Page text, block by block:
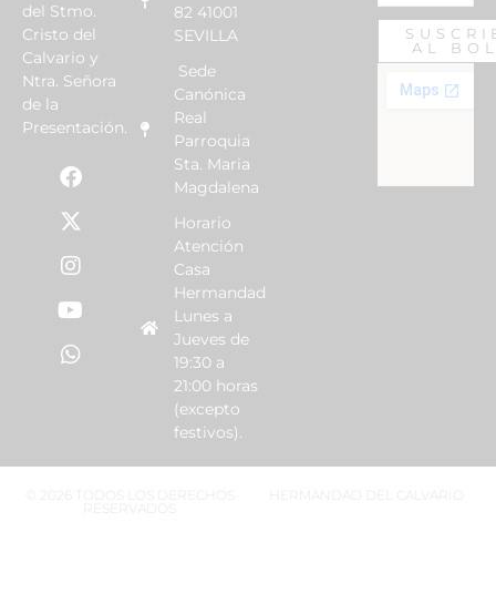
del Stmo.
Cristo del
Calvario y
Ntra. Señora
de la
Presentación.
82 41001
SEVILLA
Sede
Canónica
Real
Parroquia
Sta. Maria
Magdalena
Horario
Atención
Casa
Hermandad
Lunes a
Jueves de
19:30 a
21:00 horas
(excepto
festivos).
AL
HERMANDAD DEL CALVARIO